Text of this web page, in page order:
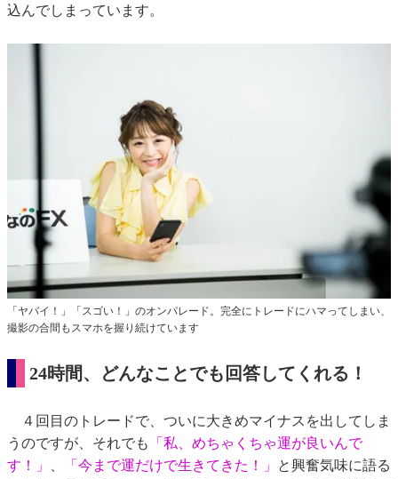
込んでしまっています。
「ヤバイ！」「スゴい！」のオンパレード。完全にトレードにハマってしまい、
撮影の合間もスマホを握り続けています
24時間、どんなことでも回答してくれる！
４回目のトレードで、ついに大きめマイナスを出してしま
うのですが、それでも
「私、めちゃくちゃ運が良いんで
す！」
、 「今まで運だけで生きてきた！」
と興奮気味に語る